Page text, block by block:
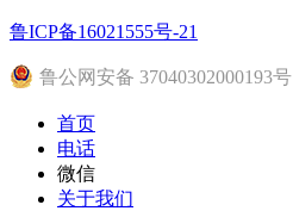
鲁ICP备16021555号-21
鲁公网安备 37040302000193号
首页
电话
微信
关于我们